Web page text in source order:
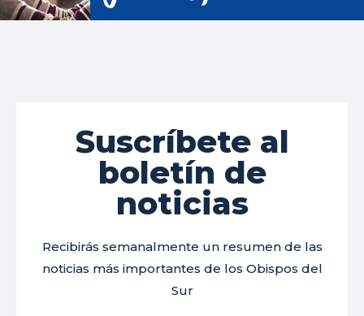
Suscríbete al
boletín de
noticias
Recibirás semanalmente un resumen de las
noticias más importantes de los Obispos del
Sur